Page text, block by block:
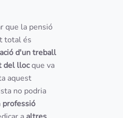
que la pensió
total és
d'un treball
del llocque va
aquest
no podria
professió